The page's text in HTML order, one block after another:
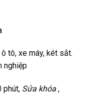
tô, xe máy, két sắt.
nghiệp
phút, Sửa khóa ,